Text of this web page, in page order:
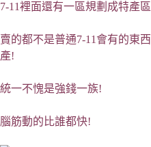
7-11裡面還有一區規劃成特產
賣的都不是普通7-11會有的東
產!
統一不愧是強錢一族!
腦筋動的比誰都快!